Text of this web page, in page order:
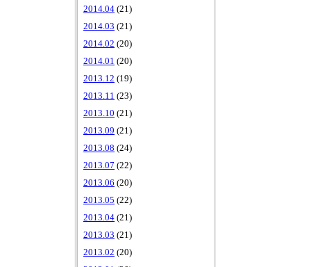
2014.04 (21)
2014.03 (21)
2014.02 (20)
2014.01 (20)
2013.12 (19)
2013.11 (23)
2013.10 (21)
2013.09 (21)
2013.08 (24)
2013.07 (22)
2013.06 (20)
2013.05 (22)
2013.04 (21)
2013.03 (21)
2013.02 (20)